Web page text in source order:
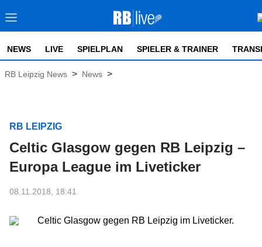
NEWS LIVE SPIELPLAN SPIELER & TRAINER
RB Leipzig News > News >
RB LEIPZIG
Celtic Glasgow gegen RB Leipzig –
Europa League im Liveticker
08.11.2018, 18:41